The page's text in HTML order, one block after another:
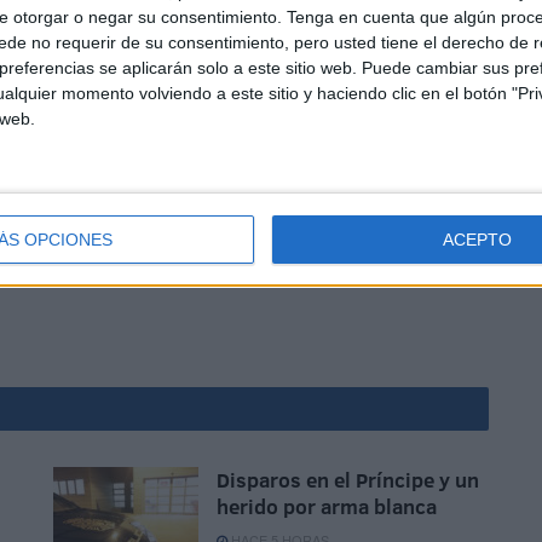
otorgar o negar su consentimiento. Tenga en cuenta que algún
no requerir de su consentimiento, pero usted tiene el derecho de
se aplicarán solo a este sitio web. Puede cambiar sus
momento volviendo a este sitio y haciendo clic en el botón
OPCIONES ACEPTO
y el tratamiento negativo dado a Ceuta en tanto
o mano negra que intervenga negativamente en
nuestra querida Ceuta.
Disparos en el Príncipe y un
herido por arma blanca